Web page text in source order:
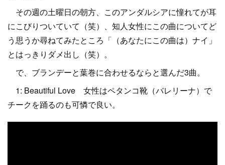
その週の土曜日の朝方、このアンダルシアに憧れてが耳
にこびりついていて（笑）、知人女性にこの曲についてど
う思うか尋ねてみたところ「（あなたにこの曲は）ナイ」
とはっきりダメ出し（笑）。
で、ブランデーと葉巻に合わせるならと選んだ3曲。
1: Beautiful Love 女性はペタンコ靴（バレリーナ）で
チークを踊るのも可憐で良い。